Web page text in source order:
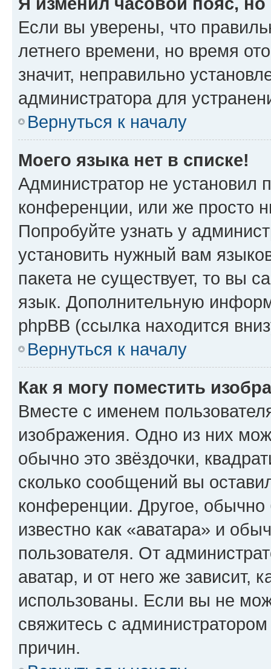
Если вы уверены, что
летнего времени, но время
значит, неправильно
администратора для
Вернуться к началу
Моего языка нет в списке!
Администратор не установил
конференции, или же просто
Попробуйте узнать у
установить нужный вам
пакета не существует, то вы
язык. Дополнительную
phpBB (ссылка находится
Вернуться к началу
Как я могу поместить
Вместе с именем
изображения. Одно из них
обычно это звёздочки,
сколько сообщений вы
конференции. Другое,
известно как «аватара» и
пользователя. От
аватар, и от него же зависит,
использованы. Если вы не
свяжитесь с
причин.